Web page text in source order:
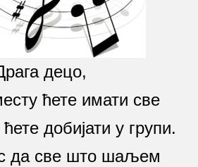
децо,
ћете имати све
ћете добијати у групи.
да све што шаљем